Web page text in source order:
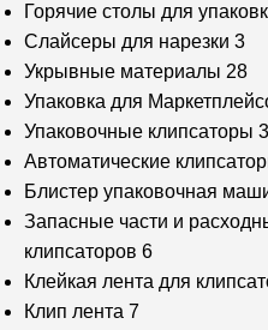
Горячие столы для
Слайсеры для нарезки 3
Укрывные материалы 28
Упаковка для
Упаковочные клипсаторы
Автоматические
Блистер упаковочная
Запасные части и
клипсаторов 6
Клейкая лента для
Клип лента 7